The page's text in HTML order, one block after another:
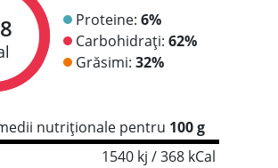
Proteine: 6%
Carbohidrați: 62%
Grăsimi: 32%
nutriționale pentru 100 g
1540 kj / 368 kCal